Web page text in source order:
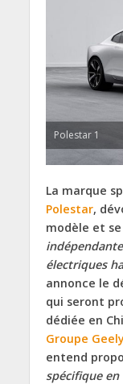
Polestar 1
La marque
Polestar,
modèle et
électriques
annonce le
qui seront
dédiée en
Groupe
entend
spécifique